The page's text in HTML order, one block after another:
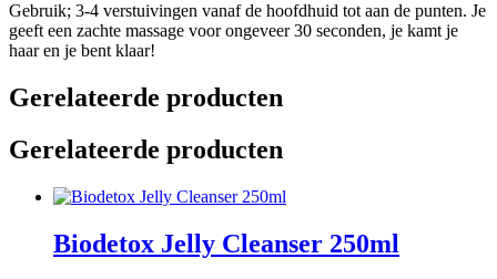
Gebruik; 3-4 verstuivingen vanaf de hoofdhuid tot aan de punten. Je
geeft een zachte massage voor ongeveer 30 seconden, je kamt je
haar en je bent klaar!
Gerelateerde producten
Gerelateerde producten
Biodetox Jelly Cleanser 250ml